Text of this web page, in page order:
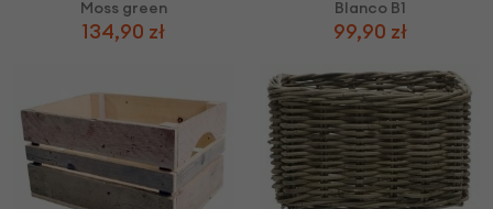
Moss green
134,90 zł
Blanco B1
99,90 zł